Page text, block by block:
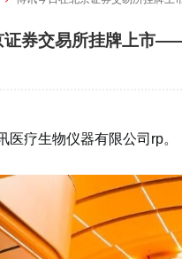
证券交易所挂牌上市
医疗生物仪器有限公司 rp。